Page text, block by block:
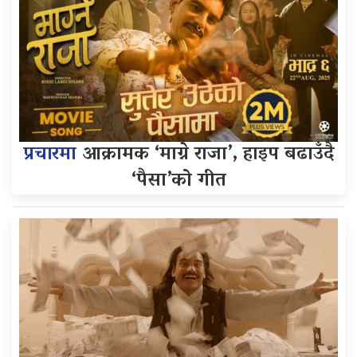
प्रचारमाआक्रामक ‘माग्ने राजा’, हाइप बढाउँदै
‘पैसा’को गीत